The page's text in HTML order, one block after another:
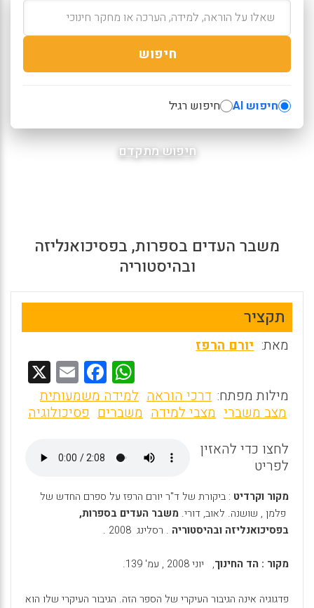
חיפוש
חיפוש AI חיפוש רגיל
חיפוש מתקדם
משבר העדים בספרות, בפסיכואנליזה
ובהיסטוריה
תקציר
מאת: יורם הרפז
W
h
at
A
p
p
F
a
ce
o
k
E
m
ai
מילות מפתח: דרכי הוראה למידה משמעותית
מצב משברי מצבי למידה משברים פסיכולוגיה
לחצו כדי להאזין
לפריט
מקור וקרדיט : ביקורת של ד"ר יורם הרפז על ספרם החדש של
פלמן , שושנה. לאוב, דורי. משבר העדים בספרות,
בפסיכואנליזה ובהיסטוריה . רסלינג 2008 .
מקור : הד החינוך, יוני 2008 , עמ' 139.
פדגוגיה אינה הגיבור העיקרי של הספר הזה. הגיבור העיקרי שלו הוא